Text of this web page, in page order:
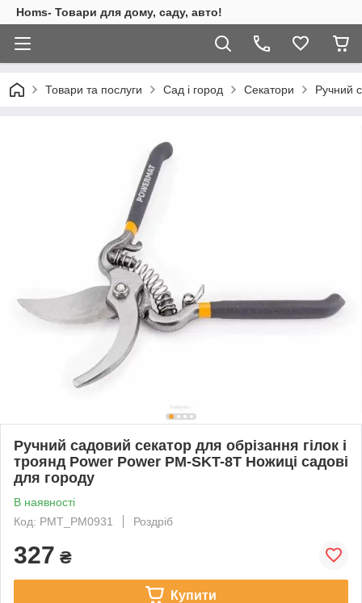
Homs- Товари для дому, саду, авто!
Товари та послуги Сад і город Секатори Ручний
Ручний садовий секатор для обрізання гілок і
троянд Power Power PM-SKT-8T Ножиці садові
для городу
В наявності
Код: PMT_PM0931
Роздріб
327 ₴
Купити